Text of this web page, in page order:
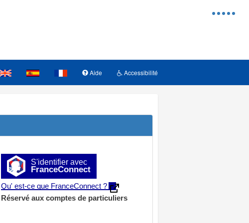
Menu
Aide Accessibilité
S'identifier avec
FranceConnect
Qu' est-ce que FranceConnect ?
Réservé aux comptes de particuliers